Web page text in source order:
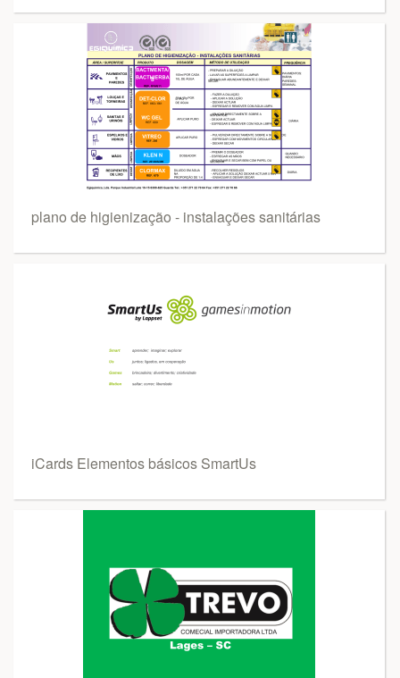
plano de higienização - instalações sanitárias
iCards Elementos básicos SmartUs